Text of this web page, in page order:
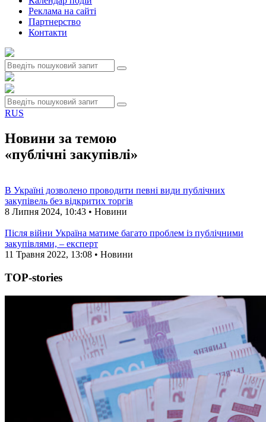
Реклама на сайтi
Партнерство
Контакти
RUS
Новини за темою
«публічні закупівлі»
В Україні дозволено проводити певні види публічних
закупівель без відкритих торгів
8 Липня 2024, 10:43 • Новини
Після війни Україна матиме багато проблем із публічними
закупівлями, – експерт
11 Травня 2022, 13:08 • Новини
TOP-stories